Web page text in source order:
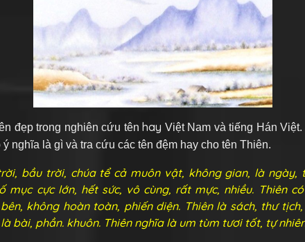
đẹp trong nghiên cứu tên hay Việt Nam và tiếng Hán
nghĩa là gì và tra cứu các tên đệm hay cho tên Thiên.
bầu trời, chúa tể cả muôn vật, không gian, là ngày,
mục cực lớn, hết sức, vô cùng, rất mực, nhiều. Thiên
không hoàn toàn, phiến diện. Thiên là sách, thư
bài, phần. khuôn. Thiên nghĩa là um tùm tươi tốt, tự